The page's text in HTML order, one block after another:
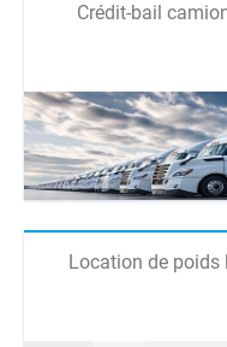
Crédit-bail
Location de